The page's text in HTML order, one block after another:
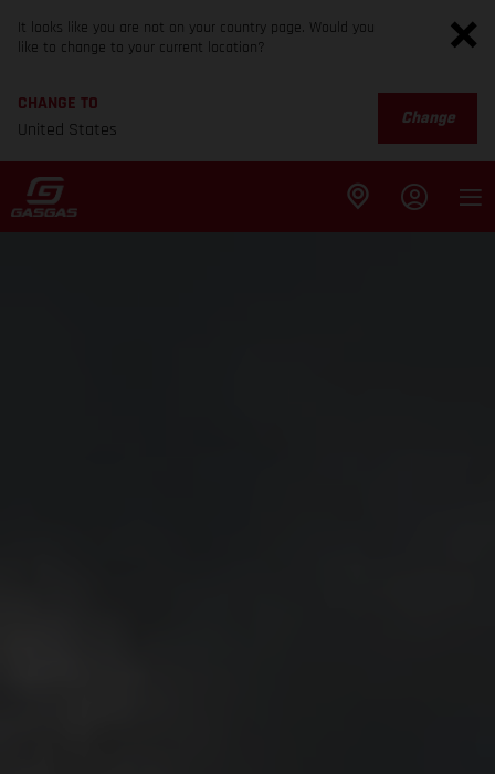
It looks like you are not on your country page. Would you
like to change to your current location?
CHANGE TO
United States
Change